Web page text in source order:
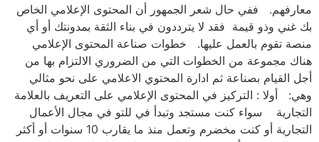
معارفهم. ففي حال شعر الجمهور أن المحتوى الإعلامي الخاص
بك غني وذو قيمة فقد لا يترددون في بناء الثقة بمدونتك أو أي
منصة تقوم بالعمل عليها. خطوات صناعة المحتوى الإعلامي
هناك مجموعة من الخطوات التي من الضروري الالتزام بها من
أجل القيام بصناعة ثم ادارة المحتوي الاعلامي على نحو مثالي
وهي: أولا : التركيز في المحتوى الإعلامي على التعريف بالعلامة
التجارية سواء كنت مستجد وتبدأ في للتو في مجال الأعمال
التجارية أو كنت مخضرم وتعمل منذ ما يقارب 10 سنوات أو أكثر